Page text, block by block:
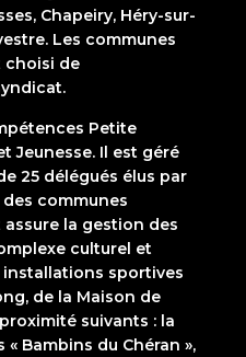
Chapeiry, Héry-sur-
Les communes
choisi de
Petite
Jeunesse. Il est géré
25 délégués élus par
communes
la gestion des
culturel et
installations sportives
de la Maison de
suivants : la
Bambins du Chéran »,